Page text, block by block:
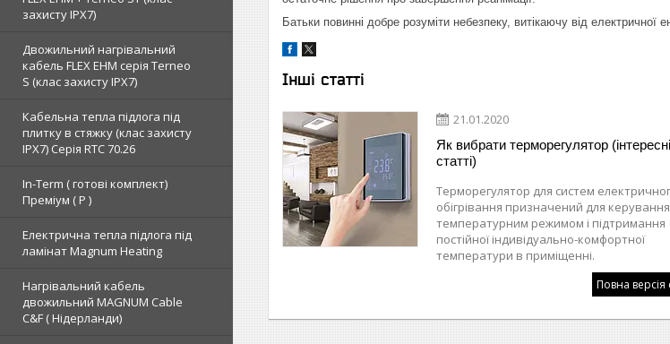
захисту IPX7)
Двожильний нагрівальний
кабель FLEX EHM серія Terneo
S (клас захисту IPX7)
Кабельна тепла підлога під
плитку в стяжку (клас захисту
IPX7) Серія RTC 70.26
In-Term ( готові комплект)
Преміум ( Р )
Електрична тепла підлога під
ламінат Magnum Heating
Нагрівальний кабель
двожильний MAGNUM Cable
C&F ( Нідерланди)
Батьки повинні добре розуміти небезпеку, витікаючу від
Інші статті
21.01.2020
Як вибрати терморегулятор (інтересні
статті)
Терморегулятор для систем
обігрівання призначений для керування
температурним режимом і підтримання
постійної індивідуально-комфортної
температури в приміщенні.
Повна версія